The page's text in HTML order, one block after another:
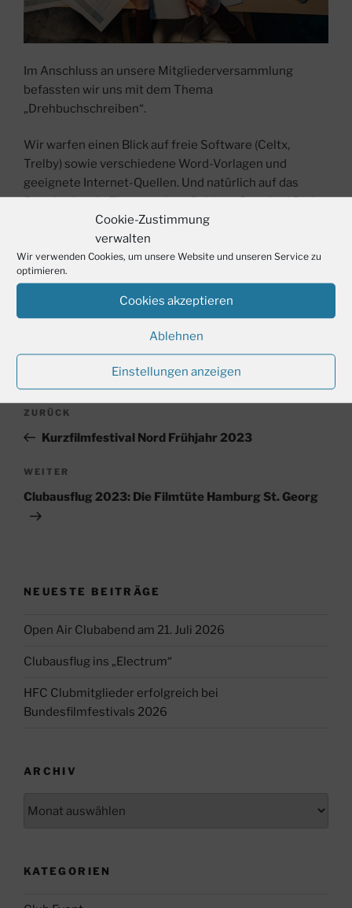
Cookie-Zustimmung
verwalten
Wir verwenden Cookies, um unsere Website und unseren Service zu
optimieren.
Cookies akzeptieren
Ablehnen
Einstellungen anzeigen
Im Anschluss an unsere Mitgliederversammlung
befassten wir uns mit dem Thema
„Drehbuchschreiben“.
Wir warfen einen Blick auf freie Software (Celtx,
Trelby) sowie verschiedene Word-Vorlagen und
geeignete Internet-Quellen. Und natürlich auf das
Standardwerk „The complete Guide to Standard Script
Format “ von Cole/Haag.
Beitragsnavigation
Vorheriger
Beitrag
ZURÜCK
Kurzfilmfestival Nord Frühjahr 2023
Nächster
Beitrag
WEITER
Clubausflug 2023: Die Filmtüte Hamburg St. Georg
NEUESTE BEITRÄGE
Open Air Clubabend am 21. Juli 2026
Clubausflug ins „Electrum“
HFC Clubmitglieder erfolgreich bei
Bundesfilmfestivals 2026
ARCHIV
KATEGORIEN